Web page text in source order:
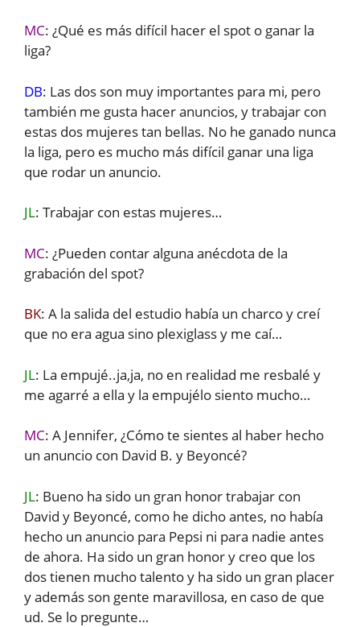
MC: ¿Qué es más difícil hacer el spot o ganar la
liga?
DB: Las dos son muy importantes para mi, pero
también me gusta hacer anuncios, y trabajar con
estas dos mujeres tan bellas. No he ganado nunca
la liga, pero es mucho más difícil ganar una liga
que rodar un anuncio.
JL: Trabajar con estas mujeres…
MC: ¿Pueden contar alguna anécdota de la
grabación del spot?
BK: A la salida del estudio había un charco y creí
que no era agua sino plexiglass y me caí…
JL: La empujé..ja,ja, no en realidad me resbalé y
me agarré a ella y la empujélo siento mucho…
MC: A Jennifer, ¿Cómo te sientes al haber hecho
un anuncio con David B. y Beyoncé?
JL: Bueno ha sido un gran honor trabajar con
David y Beyoncé, como he dicho antes, no había
hecho un anuncio para Pepsi ni para nadie antes
de ahora. Ha sido un gran honor y creo que los
dos tienen mucho talento y ha sido un gran placer
y además son gente maravillosa, en caso de que
ud. Se lo pregunte…